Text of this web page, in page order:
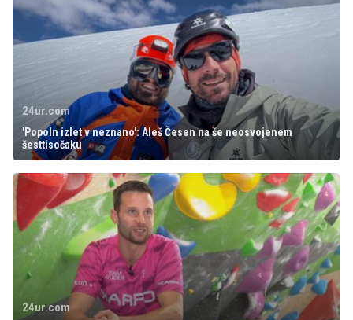
24ur.com
'Popoln izlet v neznano': Aleš Česen na še neosvojenem
šesttisočaku
24ur.com